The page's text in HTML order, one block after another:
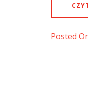
Posted